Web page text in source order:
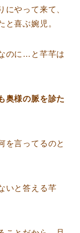
にやって来て、
と喜ぶ婉児。
のに…と芊芊は
奥様の脈を診た
を言ってるのと
いと答える芊